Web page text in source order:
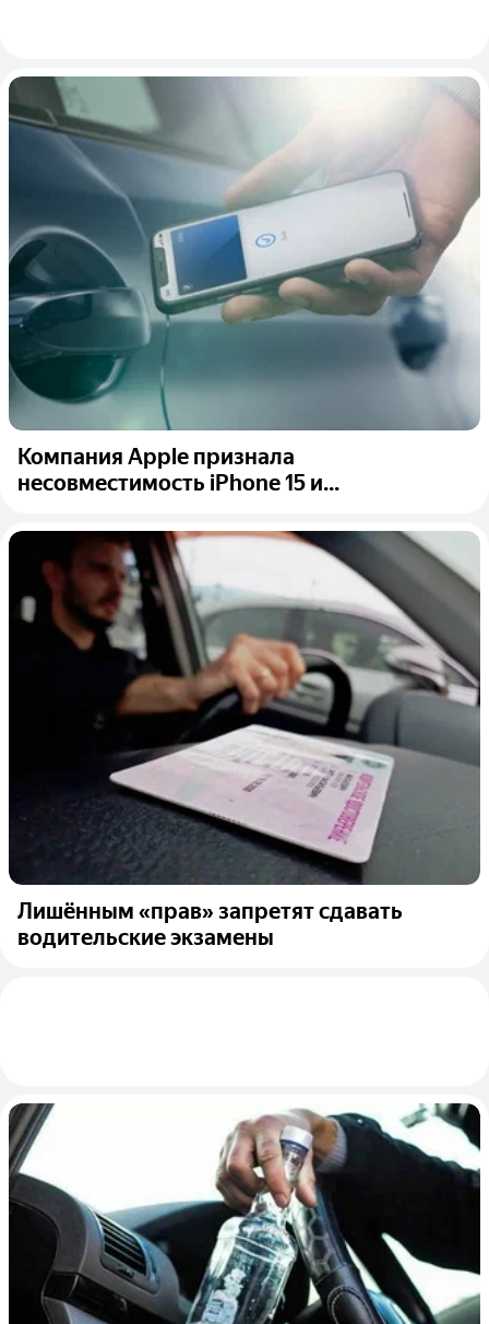
Компания Apple признала
несовместимость iPhone 15 и...
Лишённым «прав» запретят сдавать
водительские экзамены